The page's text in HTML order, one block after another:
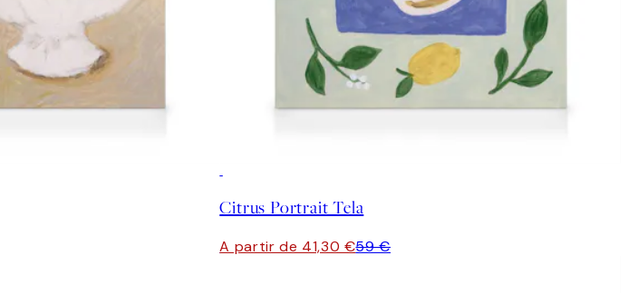
Citrus Portrait Tela
A partir de 41,30 €59 €